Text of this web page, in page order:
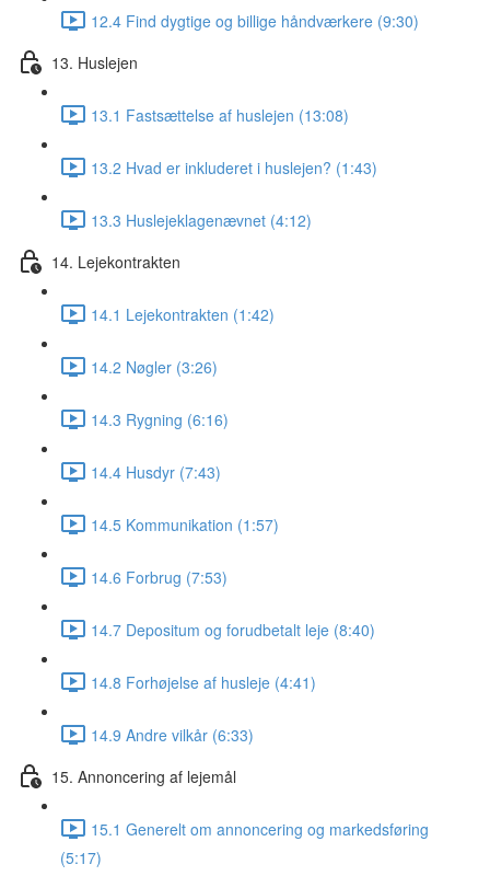
12.4 Find dygtige og billige håndværkere (9:30)
13. Huslejen
13.1 Fastsættelse af huslejen (13:08)
13.2 Hvad er inkluderet i huslejen? (1:43)
13.3 Huslejeklagenævnet (4:12)
14. Lejekontrakten
14.1 Lejekontrakten (1:42)
14.2 Nøgler (3:26)
14.3 Rygning (6:16)
14.4 Husdyr (7:43)
14.5 Kommunikation (1:57)
14.6 Forbrug (7:53)
14.7 Depositum og forudbetalt leje (8:40)
14.8 Forhøjelse af husleje (4:41)
14.9 Andre vilkår (6:33)
15. Annoncering af lejemål
15.1 Generelt om annoncering og markedsføring
(5:17)